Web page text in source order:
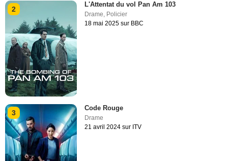
2
L'Attentat du vol Pan Am 103
Drame, Policier
18 mai 2025 sur BBC
3
Code Rouge
Drame
21 avril 2024 sur ITV